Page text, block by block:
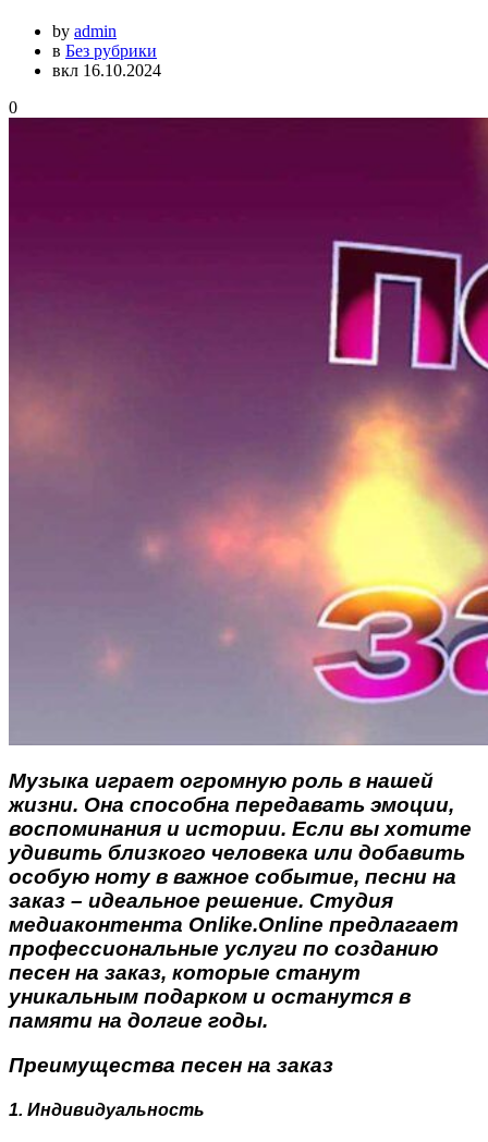
by admin
в Без рубрики
вкл 16.10.2024
0
Музыка играет огромную роль в нашей
жизни. Она способна передавать эмоции,
воспоминания и истории. Если вы хотите
удивить близкого человека или добавить
особую ноту в важное событие, песни на
заказ – идеальное решение. Студия
медиаконтента Onlike.Online предлагает
профессиональные услуги по созданию
песен на заказ, которые станут
уникальным подарком и останутся в
памяти на долгие годы.
Преимущества песен на заказ
1. Индивидуальность